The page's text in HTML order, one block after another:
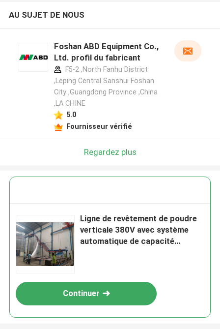
AU SUJET DE NOUS
Foshan ABD Equipment Co.,
Ltd. profil du fabricant
F5-2 ,North Fanhu District
,Leping Central Sanshui Foshan
City ,Guangdong Province ,China
,LA CHINE
5.0
Fournisseur vérifié
Regardez plus
Ligne de revêtement de poudre
verticale 380V avec système
automatique de capacité
Continuer